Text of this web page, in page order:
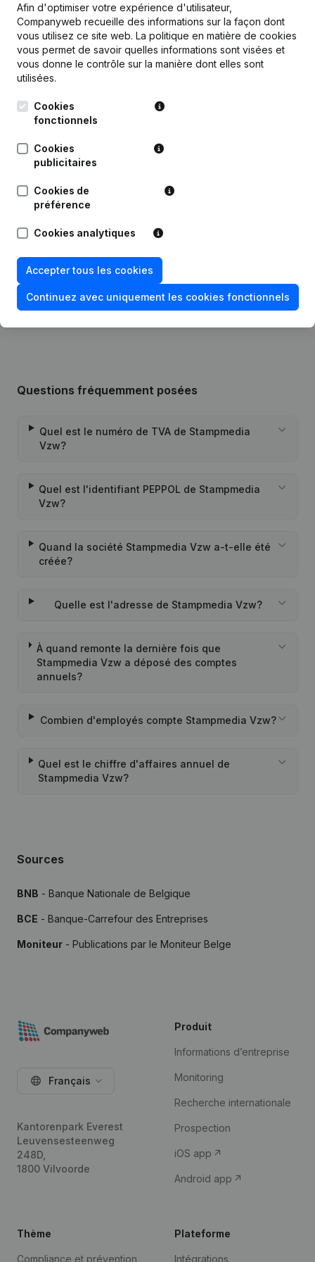
Publicationsde Stampmedia Vzw
Date Publication
07-05-2026
Demissions - Nominations - Statuts
24-06-2025
13-11-2024 Demissions - Nominations
11-05-2023 Demissions - Nominations
Questions fréquemment posées
Quel est le numéro de TVA de Stampmedia
Vzw?
Quel est l'identifiant PEPPOL de Stampmedia
Vzw?
Quand la société Stampmedia Vzw a-t-elle été
créée?
Quelle est l'adresse de Stampmedia Vzw?
À quand remonte la dernière fois que
Stampmedia Vzw a déposé des comptes
annuels?
Combien d'employés compte Stampmedia Vzw?
Quel est le chiffre d'affaires annuel de
Stampmedia Vzw?
Sources
BNB - Banque Nationale de Belgique
BCE - Banque-Carrefour des Entreprises
Moniteur - Publications par le Moniteur Belge
Afin d'optimiser votre expérience d'utilisateur,
Companyweb recueille des informations sur la façon dont
vous utilisez ce site web. La politique en matière de cookies
vous permet de savoir quelles informations sont visées et
vous donne le contrôle sur la manière dont elles sont
utilisées.
Cookies
fonctionnels
Cookies
publicitaires
Cookies de
préférence
Cookies analytiques
Accepter tous les cookies
Continuez avec uniquement les cookies fonctionnels
Français
Kantorenpark Everest
Leuvensesteenweg
248D,
1800 Vilvoorde
Produit
Informations d’entreprise
Monitoring
Recherche internationale
Prospection
iOS app
Android app
Thème
Compliance et prévention
Plateforme
Intégrations